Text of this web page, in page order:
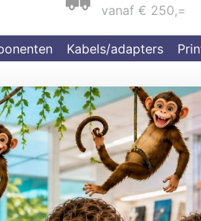
vanaf € 250,=
Kabels/adapters